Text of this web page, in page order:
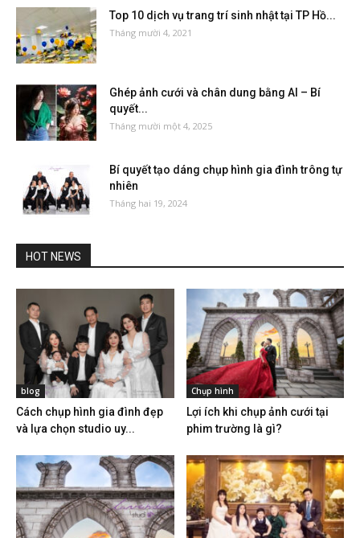
Top 10 dịch vụ trang trí sinh nhật tại TP Hồ...
Tháng mười 4, 2021
Ghép ảnh cưới và chân dung bằng AI – Bí
quyết...
Tháng mười một 4, 2025
Bí quyết tạo dáng chụp hình gia đình trông tự
nhiên
Tháng hai 19, 2024
HOT NEWS
blog
Cách chụp hình gia đình đẹp
và lựa chọn studio uy...
Chụp hình
Lợi ích khi chụp ảnh cưới tại
phim trường là gì?